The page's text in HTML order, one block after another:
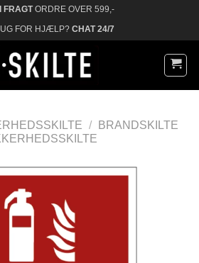
FRAGTORDRE OVER 599,-
FOR HJÆLP? CHAT 24/7
/
BRANDSKILTE